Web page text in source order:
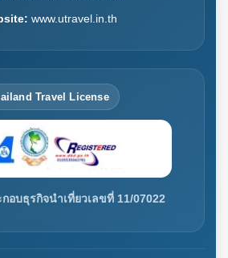
www.utravel.in.th
Travel License
อบธุรกิจนำเที่ยวเลขที่ 11/07022